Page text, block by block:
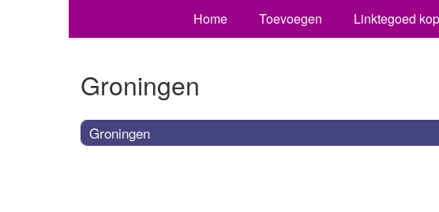
Home Toevoegen Linktegoed
Groningen
Groningen